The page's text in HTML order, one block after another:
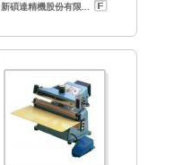
新碩達精機股份有限...